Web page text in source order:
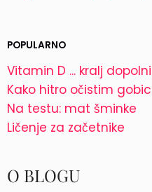
POPULARNO
Vitamin D ... kralj
Kako hitro očistim
Na testu: mat šminke
Ličenje za začetnike
O BLOGU